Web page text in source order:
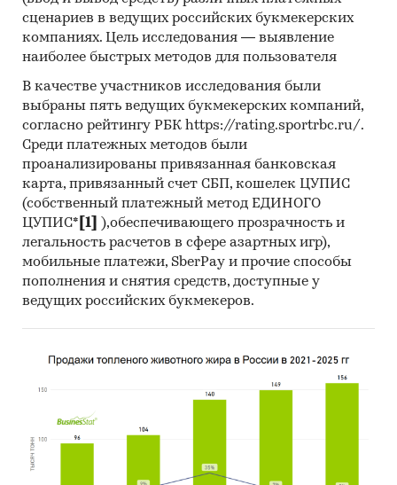
выгрузки могут быть скорректированы по
запросу заказчика.
тепловозов маневровых и промышленных
В работе представлены профили крупнейших
компаний-производителей тепловозов
маневровых и промышленных.
Профили компаний показывают информацию
о динамике финансовых показателей
компаний, актуальную контактную
информацию, основных учредителей и т.д.
Cредние цены производителей
Предствлены месячные данные о ценах
производителей на следующие виды
Тепловозы маневровые и промышленные
Доступна статистическая информация
сценариев в ведущих российских букмекерских
компаниях. Цель исследования — выявление
наиболее быстрых методов для пользователя
В качестве участников исследования были
выбраны пять ведущих букмекерских компаний,
согласно рейтингу РБК https://rating.sportrbc.ru/.
Среди платежных методов были
проанализированы привязанная банковская
карта, привязанный счет СБП, кошелек ЦУПИС
(собственный платежный метод ЕДИНОГО
ЦУПИС* [1]
),обеспечивающего прозрачность и
легальность расчетов в сфере азартных игр),
мобильные платежи, SberPay и прочие способы
пополнения и снятия средств, доступные у
ведущих российских букмекеров.